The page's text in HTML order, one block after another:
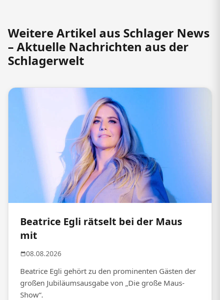
Weitere Artikel aus Schlager News
– Aktuelle Nachrichten aus der
Schlagerwelt
Beatrice Egli rätselt bei der Maus
mit
08.08.2026
Beatrice Egli gehört zu den prominenten Gästen der
großen Jubiläumsausgabe von „Die große Maus-
Show“.